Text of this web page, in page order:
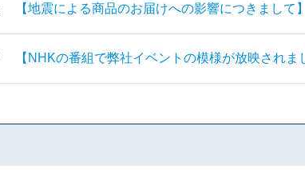
【地震による商品のお届けへの影響につきまして】
【NHKの番組で弊社イベントの模様が放映されま